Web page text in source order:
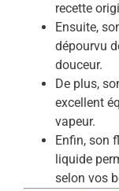
recette
Ensuite,
dépourvu
douceur.
De plus,
excellent
vapeur.
Enfin, son
liquide
selon vos